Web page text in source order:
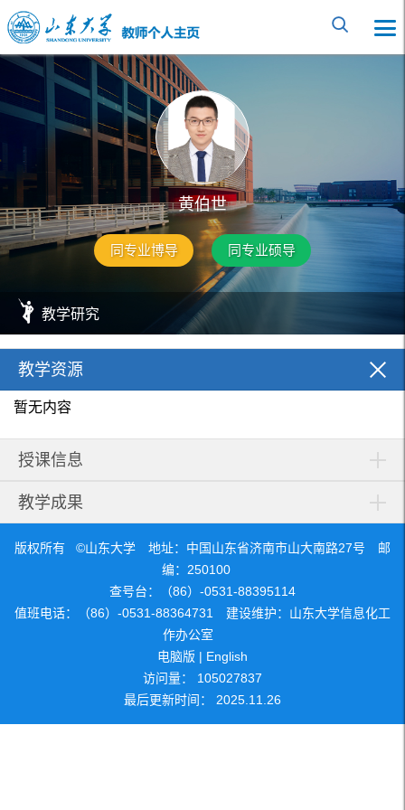
黄伯世
同专业博导 同专业硕导
教学研究
教学资源
暂无内容
授课信息
教学成果
版权所有 ©山东大学 地址：中国山东省济南市山大南路27号 邮
编：250100
查号台：（86）-0531-88395114
值班电话：（86）-0531-88364731 建设维护：山东大学信息化工
作办公室
电脑版 | English
访问量： 105027837
最后更新时间： 2025 11 26